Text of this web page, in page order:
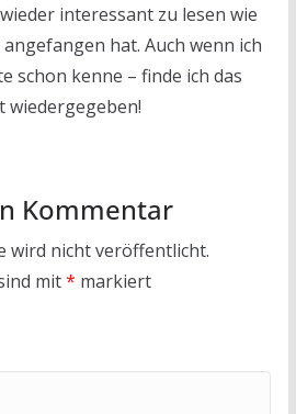
interessant zu lesen wie
angefangen hat. Auch wenn ich
schon kenne – finde ich das
wiedergegeben!
Kommentar
wird nicht veröffentlicht.
mit* markiert